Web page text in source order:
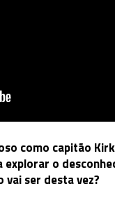
como capitão
o
vai ser desta vez?